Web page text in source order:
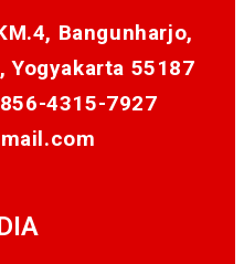
Bangunharjo,
Yogyakarta 55187
4315-7927